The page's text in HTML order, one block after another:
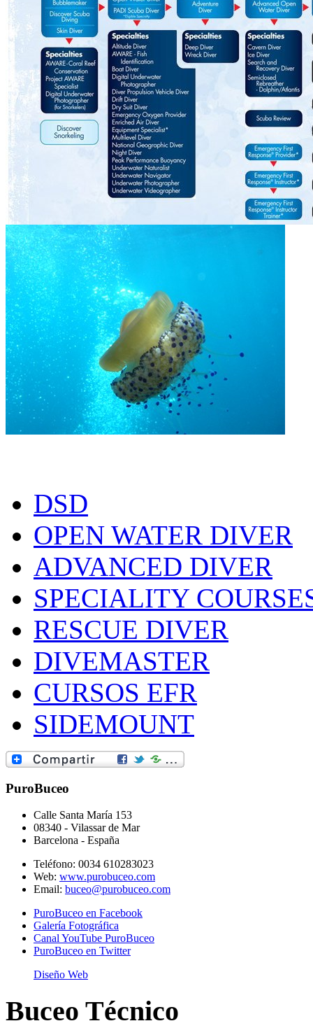
DSD
OPEN WATER DIVER
ADVANCED DIVER
SPECIALITY
RESCUE DIVER
DIVEMASTER
CURSOS EFR
SIDEMOUNT
PuroBuceo
Calle Santa María 153
08340 - Vilassar de Mar
Barcelona - España
Teléfono: 0034 610283023
Web: www.purobuceo.com
Email: buceo@purobuceo.com
PuroBuceo en Facebook
Galería Fotográfica
Canal YouTube PuroBuceo
PuroBuceo en Twitter
Diseño Web
Buceo Técnico